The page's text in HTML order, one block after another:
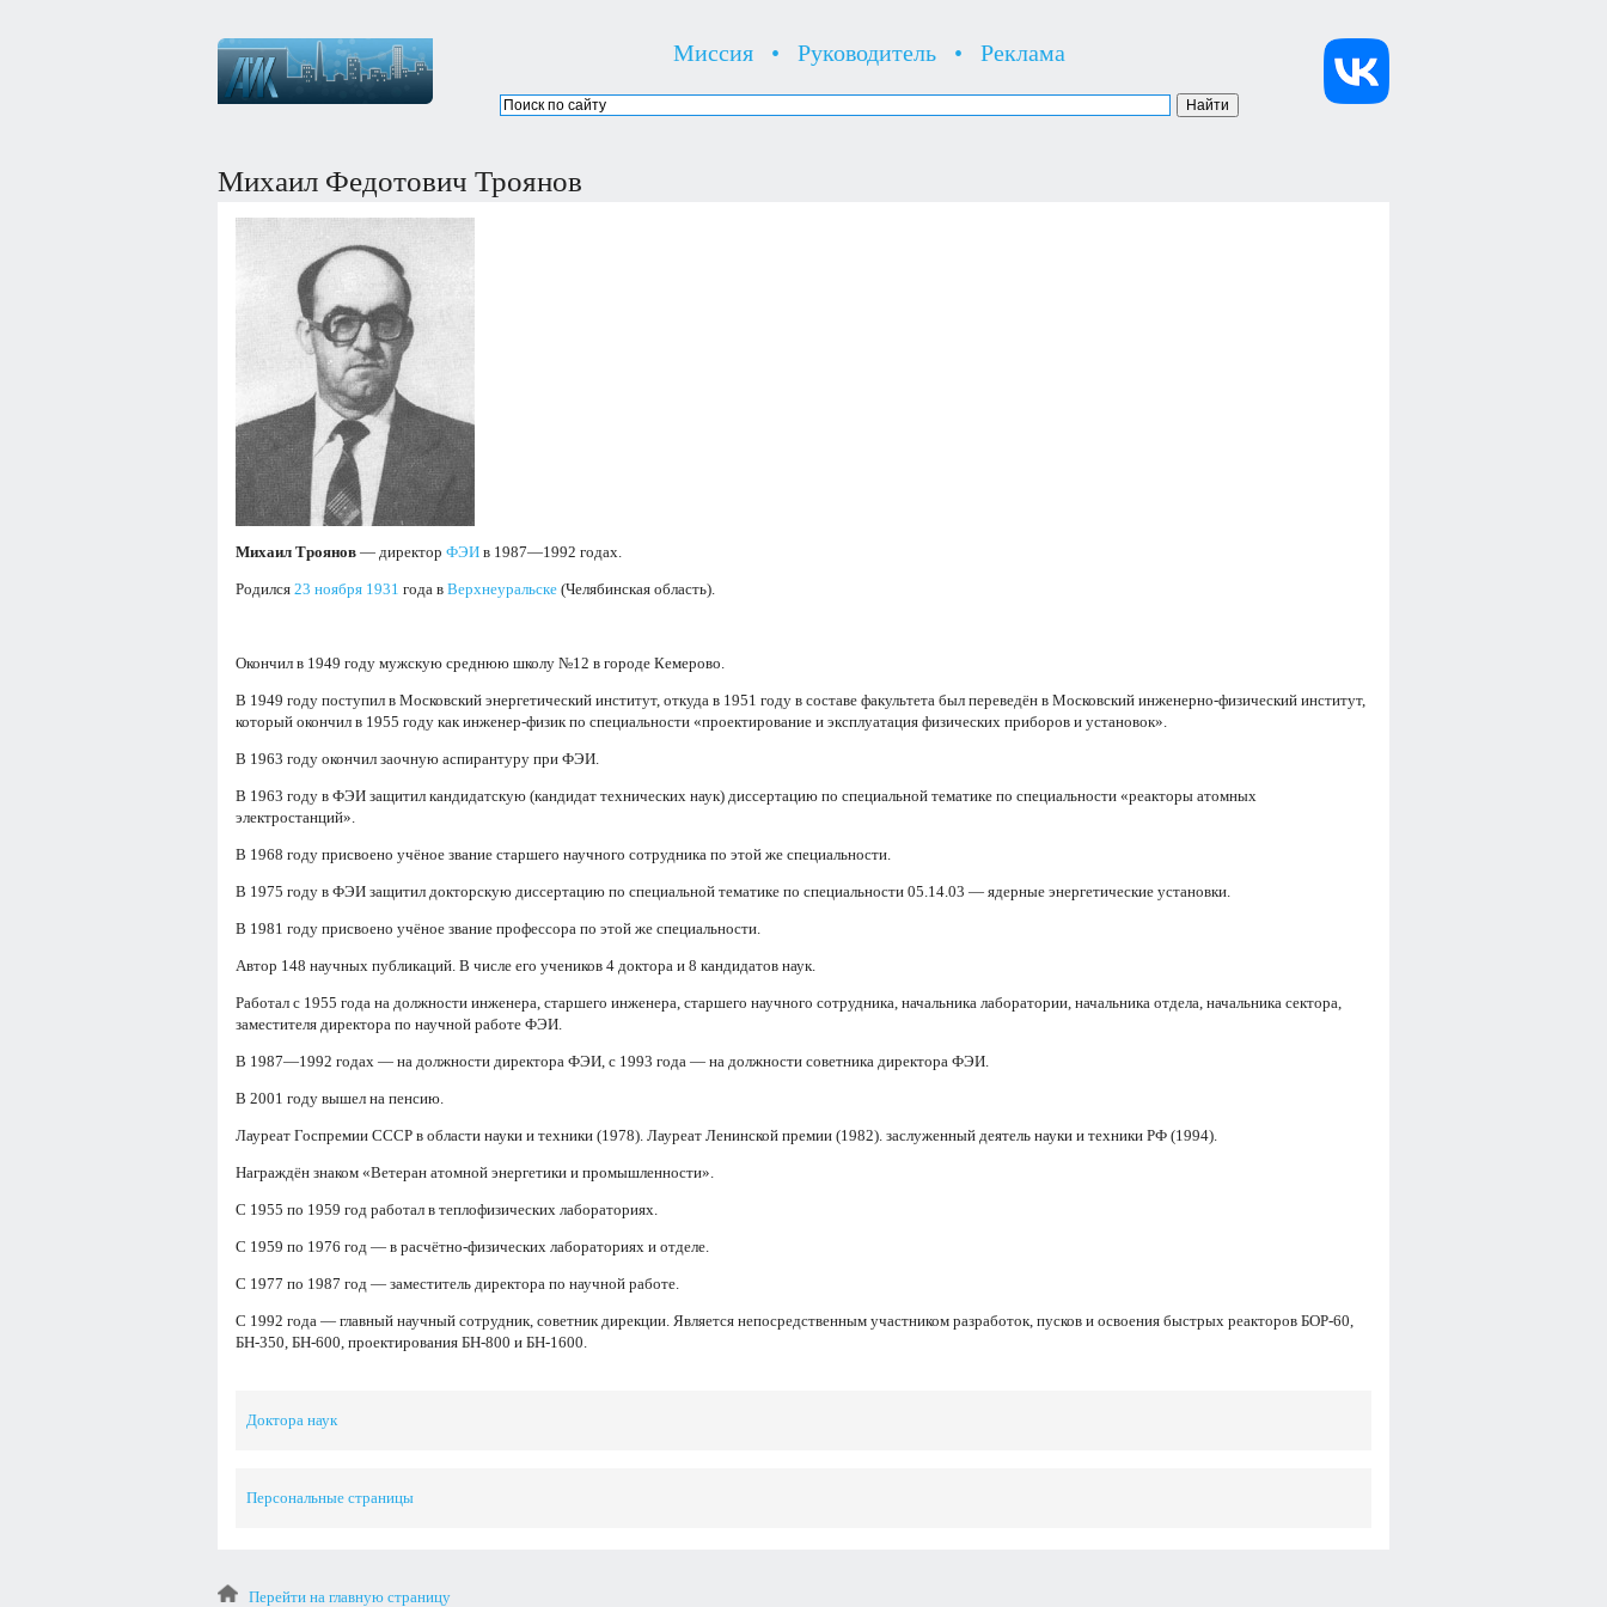
Миссия • Руководитель • Реклама
Михаил Федотович Троянов
Михаил Троянов — директор ФЭИ в 1987—1992 годах.
Родился 23 ноября 1931 года в Верхнеуральске (Челябинская область).
Окончил в 1949 году мужскую среднюю школу №12 в городе Кемерово.
В 1949 году поступил в Московский энергетический институт, откуда в 1951 году в составе факультета был переведён в Московский инженерно-физический институт,
который окончил в 1955 году как инженер-физик по специальности «проектирование и эксплуатация физических приборов и установок».
В 1963 году окончил заочную аспирантуру при ФЭИ.
В 1963 году в ФЭИ защитил кандидатскую (кандидат технических наук) диссертацию по специальной тематике по специальности «реакторы атомных
электростанций».
В 1968 году присвоено учёное звание старшего научного сотрудника по этой же специальности.
В 1975 году в ФЭИ защитил докторскую диссертацию по специальной тематике по специальности 05.14.03 — ядерные энергетические установки.
В 1981 году присвоено учёное звание профессора по этой же специальности.
Автор 148 научных публикаций. В числе его учеников 4 доктора и 8 кандидатов наук.
Работал с 1955 года на должности инженера, старшего инженера, старшего научного сотрудника, начальника лаборатории, начальника отдела, начальника сектора,
заместителя директора по научной работе ФЭИ.
В 1987—1992 годах — на должности директора ФЭИ, с 1993 года — на должности советника директора ФЭИ.
В 2001 году вышел на пенсию.
Лауреат Госпремии СССР в области науки и техники (1978). Лауреат Ленинской премии (1982). заслуженный деятель науки и техники РФ (1994).
Награждён знаком «Ветеран атомной энергетики и промышленности».
С 1955 по 1959 год работал в теплофизических лабораториях.
С 1959 по 1976 год — в расчётно-физических лабораториях и отделе.
С 1977 по 1987 год — заместитель директора по научной работе.
С 1992 года — главный научный сотрудник, советник дирекции. Является непосредственным участником разработок, пусков и освоения быстрых реакторов БОР-60,
БН-350, БН-600, проектирования БН-800 и БН-1600.
Доктора наук
Персональные страницы
Перейти на главную страницу